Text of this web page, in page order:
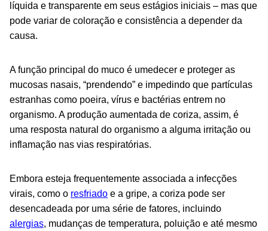
líquida e transparente em seus estágios iniciais – mas que
pode variar de coloração e consistência a depender da
causa.
A função principal do muco é umedecer e proteger as
mucosas nasais, “prendendo” e impedindo que partículas
estranhas como poeira, vírus e bactérias entrem no
organismo. A produção aumentada de coriza, assim, é
uma resposta natural do organismo a alguma irritação ou
inflamação nas vias respiratórias.
Embora esteja frequentemente associada a infecções
virais, como o resfriado e a gripe, a coriza pode ser
desencadeada por uma série de fatores, incluindo
alergias, mudanças de temperatura, poluição e até mesmo